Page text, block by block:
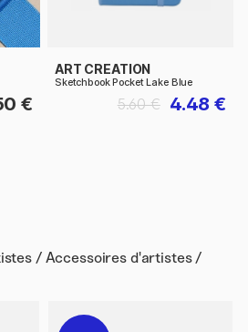
€
ART CREATION
Sketchbook Pocket Lake Blue
4.48 €
5.60 €
/ Accessoires d'artistes /